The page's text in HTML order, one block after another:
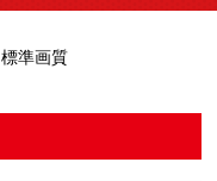
標準画質